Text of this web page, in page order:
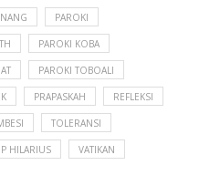
PAROKI
PAROKI KOBA
PAROKI TOBOALI
PRAPASKAH REFLEKSI
TOLERANSI
HILARIUS VATIKAN